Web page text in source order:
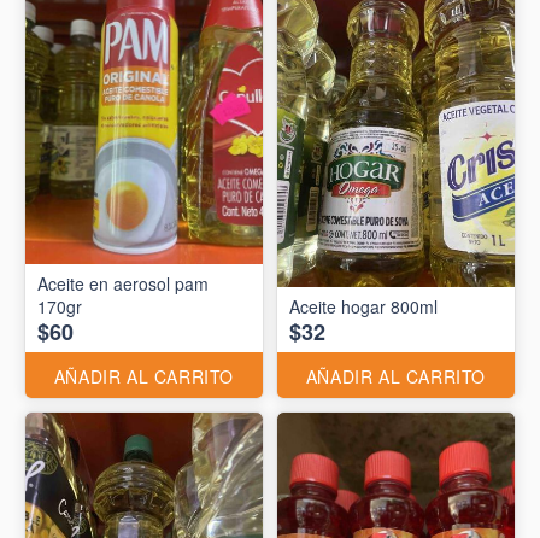
Aceite en aerosol pam
170gr
$60
AÑADIR AL CARRITO
Aceite hogar 800ml
$32
AÑADIR AL CARRITO